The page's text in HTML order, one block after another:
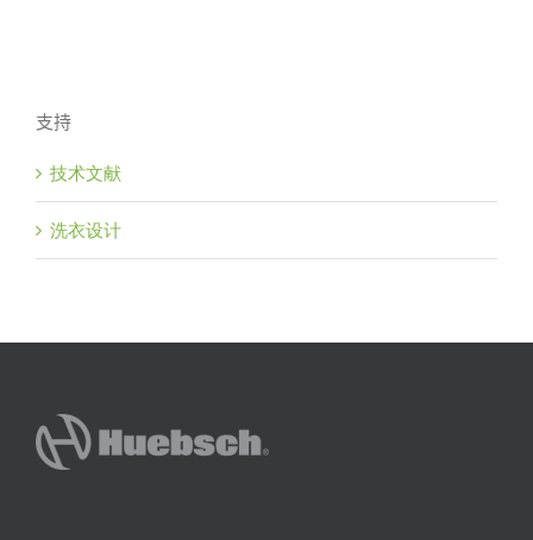
支持
技术文献
洗衣设计